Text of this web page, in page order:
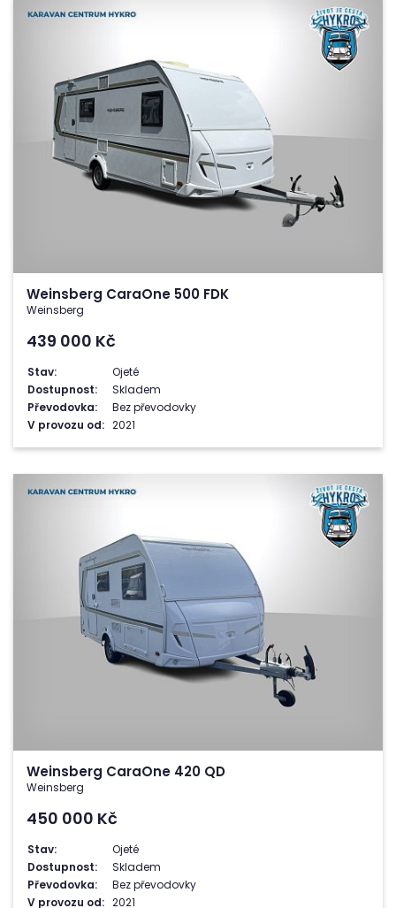
Weinsberg CaraOne 500 FDK
Weinsberg
439 000 Kč
Stav:
Ojeté
Dostupnost:
Skladem
Převodovka:
Bez převodovky
V provozu od: 2021
Weinsberg CaraOne 420 QD
Weinsberg
450 000 Kč
Stav:
Ojeté
Dostupnost:
Skladem
Převodovka:
Bez převodovky
V provozu od: 2021